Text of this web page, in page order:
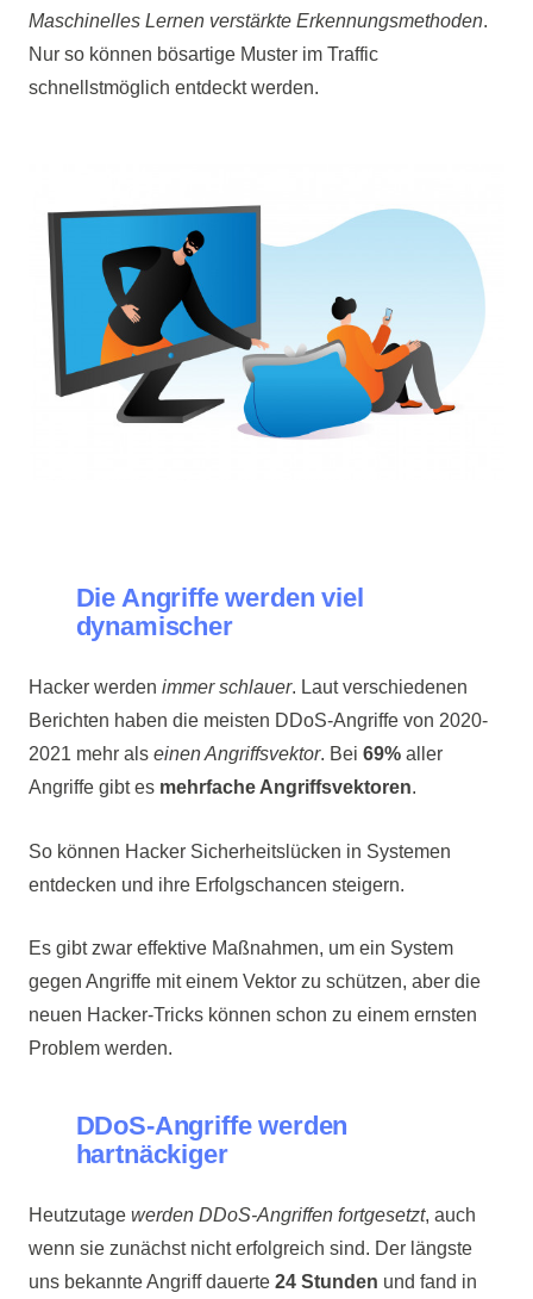
Maschinelles Lernen verstärkte Erkennungsmethoden.
Nur so können bösartige Muster im Traffic
schnellstmöglich entdeckt werden.
Die Angriffe werden viel
dynamischer
Hacker werden immer schlauer. Laut verschiedenen
Berichten haben die meisten DDoS-Angriffe von 2020-
2021 mehr alseinen Angriffsvektor. Bei 69%aller
Angriffe gibt es mehrfache Angriffsvektoren.
So können Hacker Sicherheitslücken in Systemen
entdecken und ihre Erfolgschancen steigern.
Es gibt zwar effektive Maßnahmen, um ein System
gegen Angriffe mit einem Vektor zu schützen, aber die
neuen Hacker-Tricks können schon zu einem ernsten
Problem werden.
DDoS-Angriffe werden
hartnäckiger
Heutzutage werden DDoS-Angriffen fortgesetzt, auch
wenn sie zunächst nicht erfolgreich sind. Der längste
uns bekannte Angriff dauerte 24 Stunden und fand in